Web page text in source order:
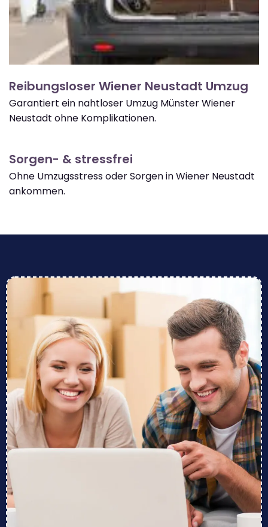
Reibungsloser Wiener Neustadt Umzug
Garantiert ein nahtloser Umzug Münster Wiener
Neustadt ohne Komplikationen.
Sorgen- & stressfrei
Ohne Umzugsstress oder Sorgen in Wiener Neustadt
ankommen.